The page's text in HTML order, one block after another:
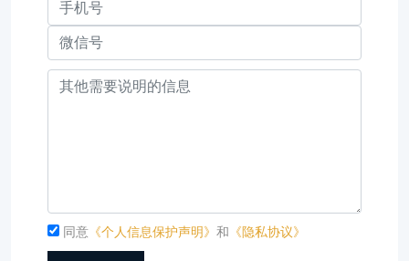
同意 《个人信息保护声明》 和 《隐私协议》